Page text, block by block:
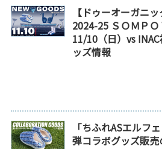
【ドゥーオーガニ
2024-25 ＳＯＭＰＯ
11/10（日）vs
ッズ情報
「ちふれASエルフ
弾コラボグッズ販